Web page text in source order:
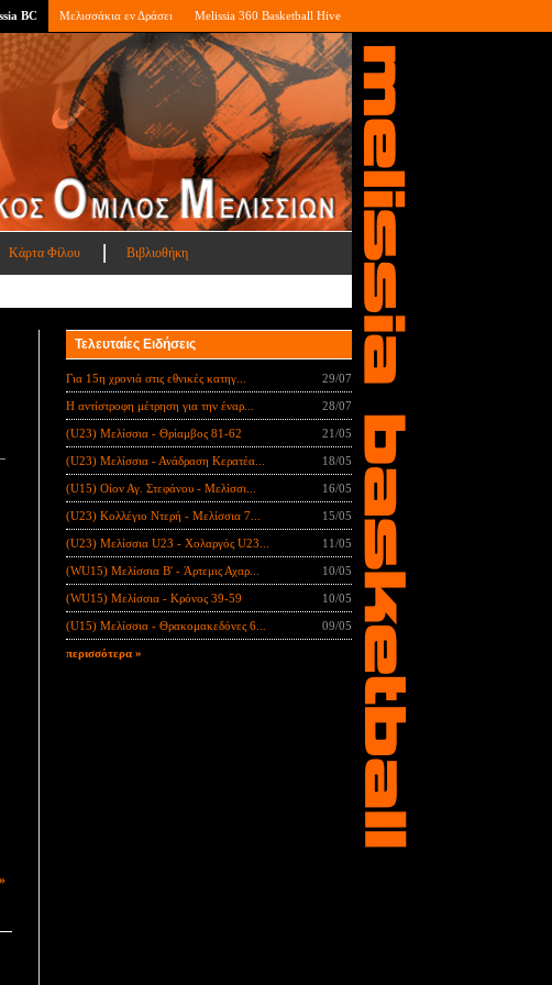
BC Μελισσάκια εν Δράσει Melissia 360 Basketball Hive
Κάρτα Φίλου Βιβλιοθήκη
Τελευταίες Ειδήσεις
Για 15η χρονιά στις εθνικές κατηγ... 29/07
Η αντίστροφη μέτρηση για την έναρ... 28/07
(U23) Μελίσσια - Θρίαμβος 81-62 21/05
(U23) Μελίσσια - Ανάδραση Κερατέα... 18/05
(U15) Οίον Αγ. Στεφάνου - Μελίσσι... 16/05
(U23) Κολλέγιο Ντερή - Μελίσσια 7... 15/05
(U23) Μελίσσια U23 - Χολαργός U23... 11/05
(WU15) Μελίσσια B' - Άρτεμις Αχαρ... 10/05
(WU15) Μελίσσια - Κρόνος 39-59 10/05
(U15) Μελίσσια - Θρακομακεδόνες 6... 09/05
περισσότερα »